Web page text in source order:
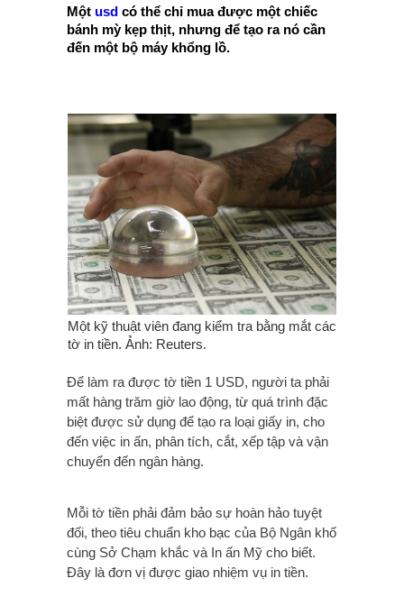
Một usd có thể chỉ mua được một chiếc
bánh mỳ kẹp thịt, nhưng để tạo ra nó cần
đến một bộ máy khổng lồ.
Một kỹ thuật viên đang kiểm tra bằng mắt các
tờ in tiền. Ảnh: Reuters.
Để làm ra được tờ tiền 1 USD, người ta phải
mất hàng trăm giờ lao động, từ quá trình đặc
biệt được sử dụng để tạo ra loại giấy in, cho
đến việc in ấn, phân tích, cắt, xếp tập và vận
chuyển đến ngân hàng.
Mỗi tờ tiền phải đảm bảo sự hoàn hảo tuyệt
đối, theo tiêu chuẩn kho bạc của Bộ Ngân khố
cùng Sở Chạm khắc và In ấn Mỹ cho biết.
Đây là đơn vị được giao nhiệm vụ in tiền.